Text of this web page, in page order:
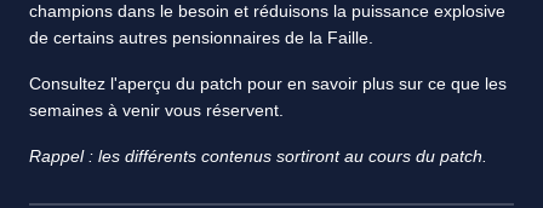
champions dans le besoin et réduisons la puissance explosive
de certains autres pensionnaires de la Faille.
Consultez l'aperçu du patch pour en savoir plus sur ce que les
semaines à venir vous réservent.
Rappel : les différents contenus sortiront au cours du patch.